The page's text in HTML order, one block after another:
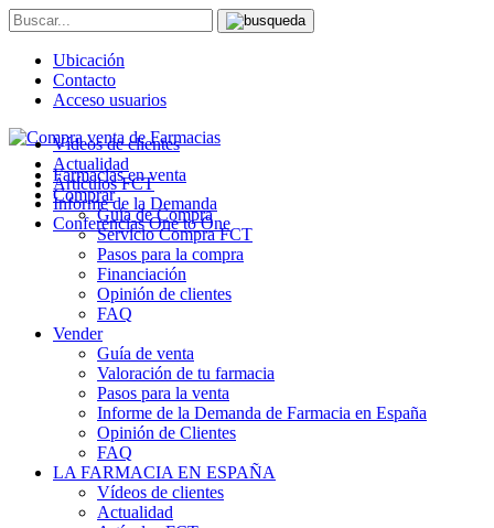
Ubicación
Contacto
Acceso usuarios
Farmacias en venta
Comprar
Guía de Compra
Servicio Compra FCT
Pasos para la compra
Financiación
Opinión de clientes
FAQ
Vender
Guía de venta
Valoración de tu farmacia
Pasos para la venta
Informe de la Demanda de Farmacia en España
Opinión de Clientes
FAQ
LA FARMACIA EN ESPAÑA
Vídeos de clientes
Actualidad
Vídeos de clientes
Actualidad
Artículos FCT
Informe de la Demanda
Conferencias One to One